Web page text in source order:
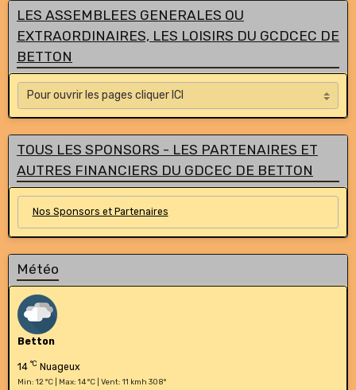
LES ASSEMBLEES GENERALES OU
EXTRAORDINAIRES, LES LOISIRS DU GCDCEC DE
BETTON
TOUS LES SPONSORS - LES PARTENAIRES ET
AUTRES FINANCIERS DU GDCEC DE BETTON
Nos Sponsors et Partenaires
Météo
Betton
14 °C Nuageux
Min: 12 °C | Max: 14 °C | Vent: 11 kmh 308°